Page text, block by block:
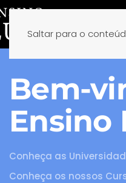
Saltar para o
Bem-
Ensino
Conheça as
Conheça os nossos